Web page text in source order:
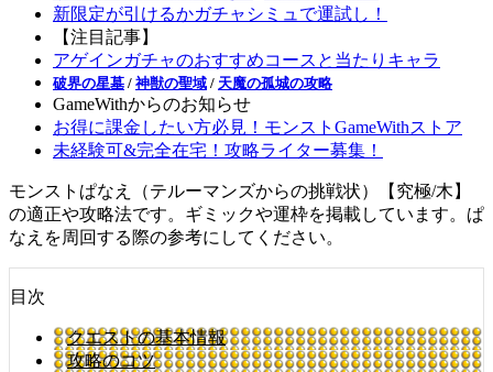
新限定が引けるかガチャシミュで運試し！
【注目記事】
アゲインガチャのおすすめコースと当たりキャラ
破界の星墓 / 神獣の聖域 / 天魔の孤城の攻略
GameWithからのお知らせ
お得に課金したい方必見！モンストGameWithストア
未経験可&完全在宅！攻略ライター募集！
モンストぱなえ（テルーマンズからの挑戦状）【究極/木】
の適正や攻略法です。ギミックや運枠を掲載しています。ぱ
なえを周回する際の参考にしてください。
目次
クエストの基本情報
攻略のコツ